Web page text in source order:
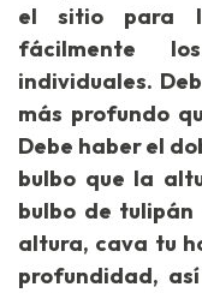
el sitio para
fácilmente
individuales.
más profundo
Debe haber el
bulbo que la
bulbo de tulipán
altura, cava tu
profundidad,